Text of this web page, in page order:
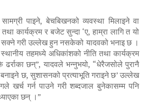
पाइने, बेचबिखनको व्यवस्था मिलाइने वा
कार्यक्रम र बजेट सुन्दा ‘ए, हाम्रा लागि त यो
सक्ने गरी उल्लेख हुन नसकेको यादवको भनाइ छ ।
तहमध्ये अधिकांशको नीति तथा कार्यक्रम
छन्”, यादवले भन्नुभयो, “धेरैजसोले पुरानै
छ, सुशासनको प्रत्याभूति गराइने छ’ उल्लेख
खर्च गर्न पाउने गरी शब्दजाल बुनेकासम्म पनि
छन् ।”